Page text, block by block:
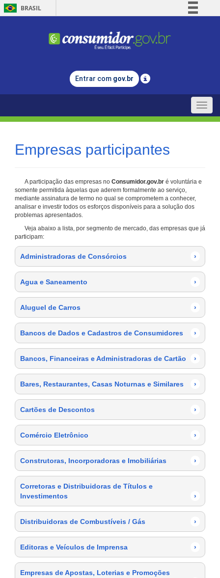
BRASIL
Comunica BR
Legislação
Entrar com gov.br
Toggle
Empresas participantes
A participação das empresas no Consumidor.gov.br é voluntária e
somente permitida àquelas que aderem formalmente ao serviço,
mediante assinatura de termo no qual se comprometem a conhecer,
analisar e investir todos os esforços disponíveis para a solução dos
problemas apresentados.
Veja abaixo a lista, por segmento de mercado, das empresas que já
participam:
Administradoras de Consórcios ›
Agua e Saneamento ›
Aluguel de Carros ›
Bancos de Dados e Cadastros de Consumidores ›
Bancos, Financeiras e Administradoras de Cartão ›
Bares, Restaurantes, Casas Noturnas e Similares ›
Cartões de Descontos ›
Comércio Eletrônico ›
Construtoras, Incorporadoras e Imobiliárias ›
Corretoras e Distribuidoras de Títulos e
Investimentos
›
Distribuidoras de Combustíveis / Gás ›
Editoras e Veículos de Imprensa ›
Empresas de Apostas, Loterias e Promoções